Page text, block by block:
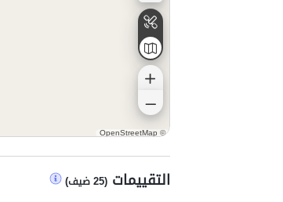
©
OpenStreetMap
التقييمات (
25ضيف)